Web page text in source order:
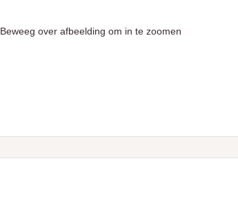
Beweeg over afbeelding om in te zoomen